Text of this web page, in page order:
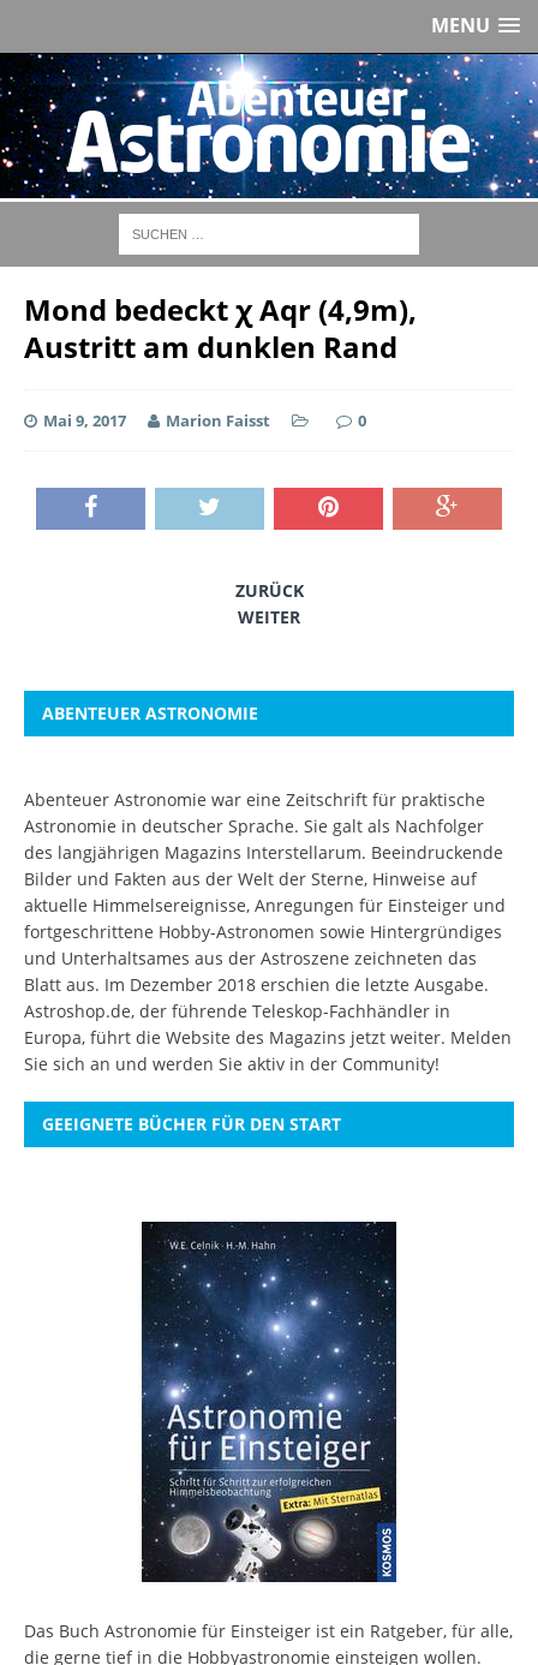
MENU
Mond bedeckt χ Aqr (4,9m),
Austritt am dunklen Rand
Mai 9, 2017 Marion Faisst 0
ZURÜCK
WEITER
ABENTEUER ASTRONOMIE
Abenteuer Astronomie war eine Zeitschrift für praktische
Astronomie in deutscher Sprache. Sie galt als Nachfolger
des langjährigen Magazins Interstellarum. Beeindruckende
Bilder und Fakten aus der Welt der Sterne, Hinweise auf
aktuelle Himmelsereignisse, Anregungen für Einsteiger und
fortgeschrittene Hobby-Astronomen sowie Hintergründiges
und Unterhaltsames aus der Astroszene zeichneten das
Blatt aus. Im Dezember 2018 erschien die letzte Ausgabe.
Astroshop.de, der führende Teleskop-Fachhändler in
Europa, führt die Website des Magazins jetzt weiter. Melden
Sie sich an und werden Sie aktiv in der Community!
GEEIGNETE BÜCHER FÜR DEN START
Das Buch Astronomie für Einsteiger ist ein Ratgeber, für alle,
die gerne tief in die Hobbyastronomie einsteigen wollen.